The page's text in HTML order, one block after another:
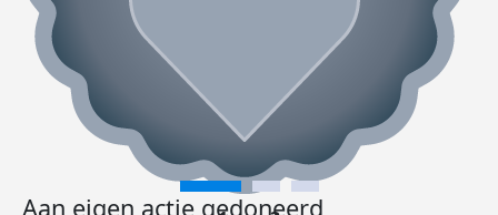
Aan eigen actie gedoneerd